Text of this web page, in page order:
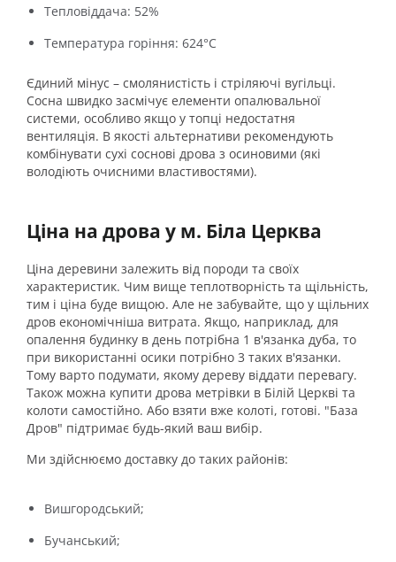
Тепловіддача: 52%
Температура горіння: 624°C
Єдиний мінус – смолянистість і стріляючі вугільці.
Сосна швидко засмічує елементи опалювальної
системи, особливо якщо у топці недостатня
вентиляція. В якості альтернативи рекомендують
комбінувати сухі соснові дрова з осиновими (які
володіють очисними властивостями).
Ціна на дрова у м. Біла Церква
Ціна деревини залежить від породи та своїх
характеристик. Чим вище теплотворність та щільність,
тим і ціна буде вищою. Але не забувайте, що у щільних
дров економічніша витрата. Якщо, наприклад, для
опалення будинку в день потрібна 1 в'язанка дуба, то
при використанні осики потрібно 3 таких в'язанки.
Тому варто подумати, якому дереву віддати перевагу.
Також можна купити дрова метрівки в Білій Церкві та
колоти самостійно. Або взяти вже колоті, готові. "База
Дров" підтримає будь-який ваш вибір.
Ми здійснюємо доставку до таких районів:
Вишгородський;
Бучанський;